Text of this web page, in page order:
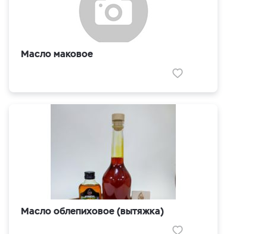
Масло маковое
Масло облепиховое (вытяжка)